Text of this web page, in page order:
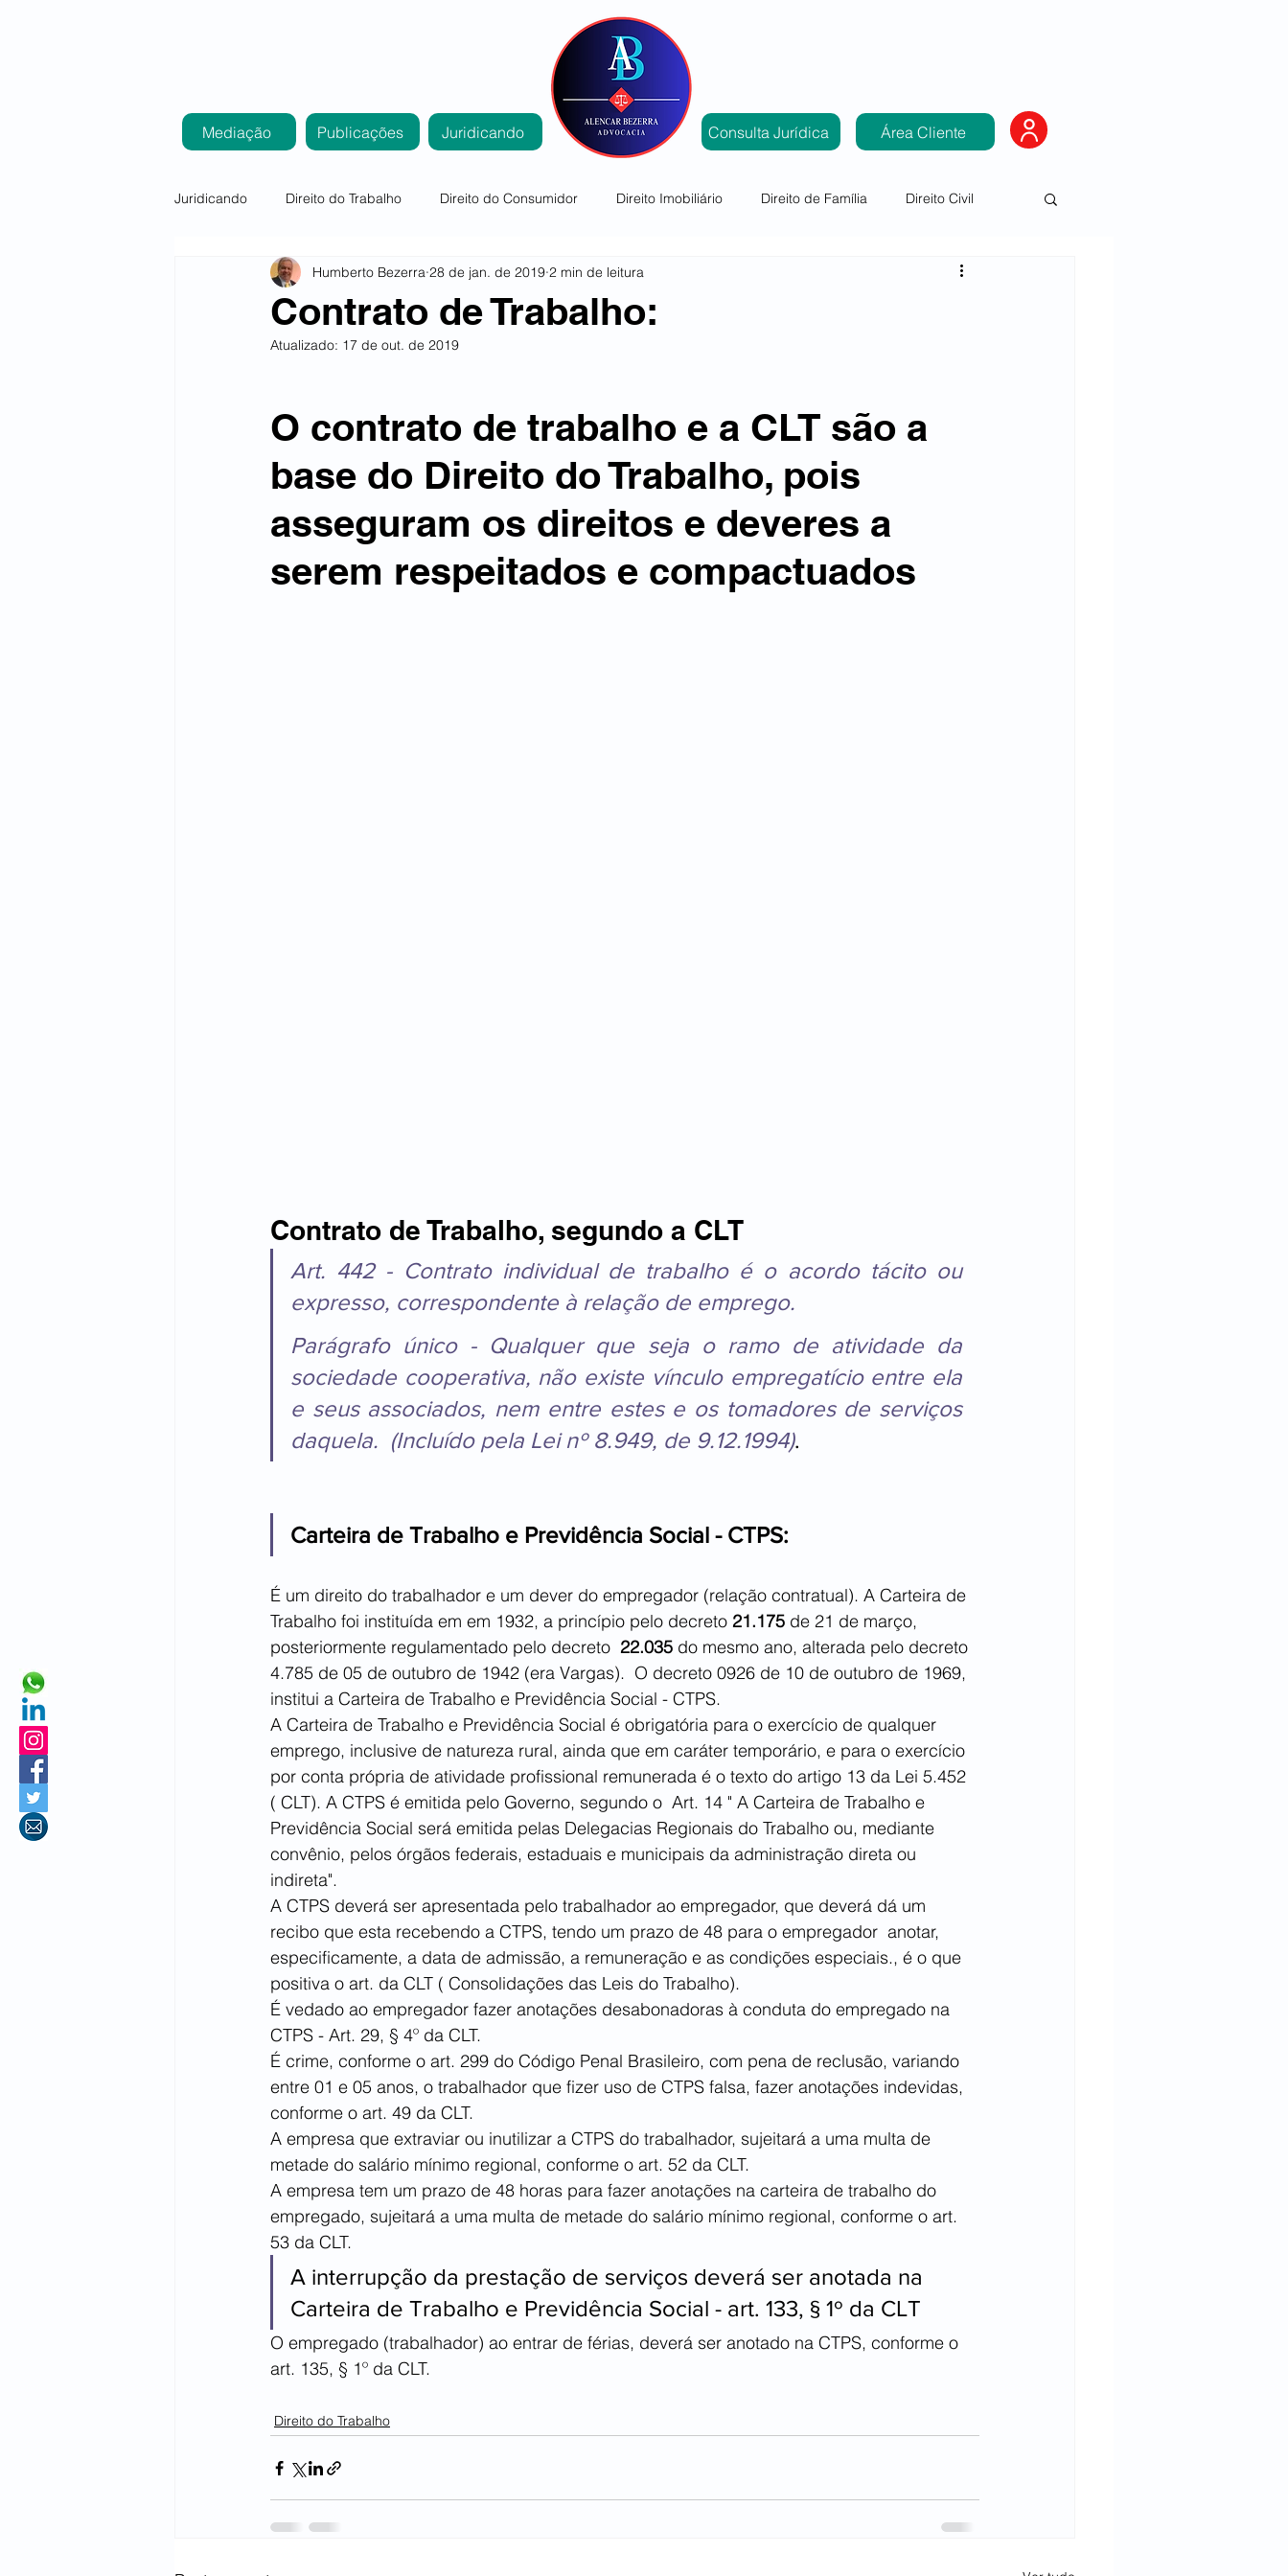
Mediação Publicações Juridicando Consulta Jurídica Área Cliente
Juridicando Direito do Trabalho Direito do Consumidor Direito Imobiliário Direito de Família Direito Civil
Direito Empresarial Direito Tributário Democracia e Sociedade Direito Condominial
Direito Previdenciário
Contrato de Trabalho:
Humberto Bezerra 28 de jan. de 2019 2 min de leitura
Atualizado: 17 de out. de 2019
O contrato de trabalho e a CLT são a
base do Direito do Trabalho, pois
asseguram os direitos e deveres a
serem respeitados e compactuados
Contrato de Trabalho, segundo a CLT
Art. 442 - Contrato individual de trabalho é o acordo tácito ou
expresso, correspondente à relação de emprego.
Parágrafo único - Qualquer que seja o ramo de atividade da
sociedade cooperativa, não existe vínculo empregatício entre ela
e seus associados, nem entre estes e os tomadores de serviços
daquela.  (Incluído pela Lei nº 8.949, de 9.12.1994).
Carteira de Trabalho e Previdência Social - CTPS:
É um direito do trabalhador e um dever do empregador (relação contratual). A Carteira de
Trabalho foi instituída em em 1932, a princípio pelo decreto 21.175 de 21 de março,
posteriormente regulamentado pelo decreto 22.035 do mesmo ano, alterada pelo decreto
4.785 de 05 de outubro de 1942 (era Vargas).  O decreto 0926 de 10 de outubro de 1969,
institui a Carteira de Trabalho e Previdência Social - CTPS.
A Carteira de Trabalho e Previdência Social é obrigatória para o exercício de qualquer
emprego, inclusive de natureza rural, ainda que em caráter temporário, e para o exercício
por conta própria de atividade profissional remunerada é o texto do artigo 13 da Lei 5.452
( CLT). A CTPS é emitida pelo Governo, segundo o  Art. 14 " A Carteira de Trabalho e
Previdência Social será emitida pelas Delegacias Regionais do Trabalho ou, mediante
convênio, pelos órgãos federais, estaduais e municipais da administração direta ou
indireta".
A CTPS deverá ser apresentada pelo trabalhador ao empregador, que deverá dá um
recibo que esta recebendo a CTPS, tendo um prazo de 48 para o empregador  anotar,
especificamente, a data de admissão, a remuneração e as condições especiais., é o que
positiva o art. da CLT ( Consolidações das Leis do Trabalho).
É vedado ao empregador fazer anotações desabonadoras à conduta do empregado na
CTPS - Art. 29, § 4º da CLT.
É crime, conforme o art. 299 do Código Penal Brasileiro, com pena de reclusão, variando
entre 01 e 05 anos, o trabalhador que fizer uso de CTPS falsa, fazer anotações indevidas,
conforme o art. 49 da CLT.
A empresa que extraviar ou inutilizar a CTPS do trabalhador, sujeitará a uma multa de
metade do salário mínimo regional, conforme o art. 52 da CLT.
A empresa tem um prazo de 48 horas para fazer anotações na carteira de trabalho do
empregado, sujeitará a uma multa de metade do salário mínimo regional, conforme o art.
53 da CLT.
A interrupção da prestação de serviços deverá ser anotada na
Carteira de Trabalho e Previdência Social - art. 133, § 1º da CLT
O empregado (trabalhador) ao entrar de férias, deverá ser anotado na CTPS, conforme o
art. 135, § 1º da CLT.
Direito do Trabalho